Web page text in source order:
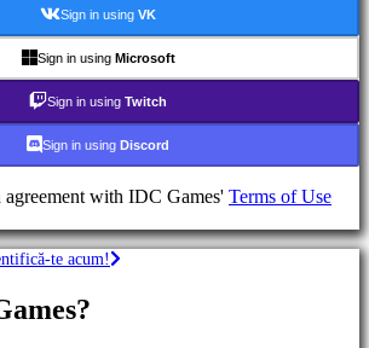
Sign in using VK
Sign in using Microsoft
Sign in using Twitch
Sign in using Discord
agreement with IDC Games' Terms of Use
te acum!